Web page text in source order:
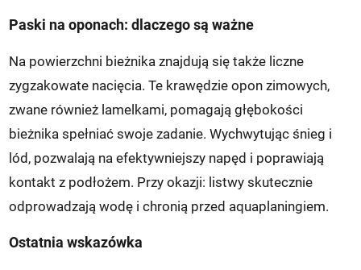
Paski na oponach: dlaczego są ważne
Na powierzchni bieżnika znajdują się także liczne
zygzakowate nacięcia. Te krawędzie opon zimowych,
zwane również lamelkami, pomagają głębokości
bieżnika spełniać swoje zadanie. Wychwytując śnieg i
lód, pozwalają na efektywniejszy napęd i poprawiają
kontakt z podłożem. Przy okazji: listwy skutecznie
odprowadzają wodę i chronią przed aquaplaningiem.
Ostatnia wskazówka